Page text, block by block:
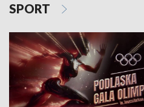
SPORT